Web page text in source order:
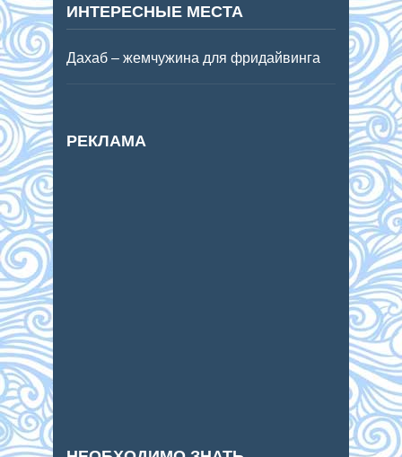
ИНТЕРЕСНЫЕ МЕСТА
Дахаб – жемчужина для фридайвинга
РЕКЛАМА